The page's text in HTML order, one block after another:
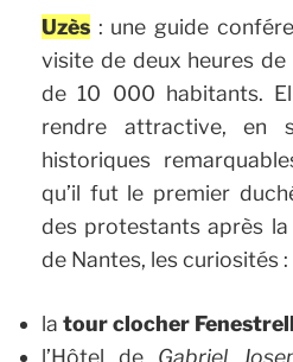
Uzès : une guide
visite de deux heures
de 10 000 habitants.
rendre attractive, en
historiques
qu’il fut le premier
des protestants après la
de Nantes, les curiosités :
latour clocher